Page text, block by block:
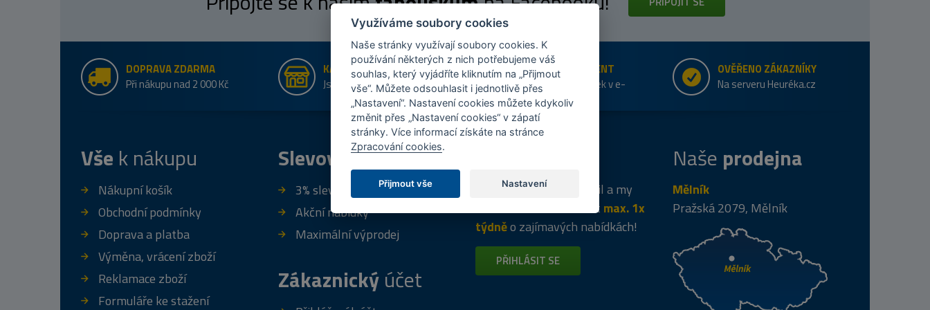
DOPRAVA ZDARMA
Při nákupu nad 2 000 Kč
KAMENNÉ PRODEJNY
Jsme na trhu více než 10 let
ŠIROKÝ SORTIMENT
Přes 20 tis. položek v e-
shopu
OVĚŘENO ZÁKAZNÍKY
Na serveru Heuréka.cz
Vše k nákupu
Nákupní košík
Obchodní podmínky
Doprava a platba
Výměna, vrácení zboží
Reklamace zboží
Formuláře ke stažení
Slevový program
3% sleva za registraci
Akční nabídky
Maximální výprodej
Zákaznickýúčet
Napište nám svůj e-mail a my
vás budeme informovat max. 1x
týdněo zajímavých nabídkách!
PŘIHLÁSIT SE
Naše prodejna
Mělník
Pražská 2079, Mělník
Využíváme soubory cookies
Naše stránky využívají soubory cookies. K
používání některých z nich potřebujeme váš
souhlas, který vyjádříte kliknutím na „Přijmout
vše“. Můžete odsouhlasit i jednotlivě přes
„Nastavení“. Nastavení cookies můžete kdykoliv
změnit přes „Nastavení cookies“ v zápatí
stránky. Více informací získáte na stránce
Zpracování cookies.
Přijmout vše Nastavení